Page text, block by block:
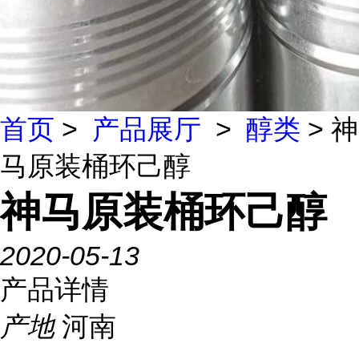
首页 > 产品展厅 > 醇类 > 神
马原装桶环己醇
神马原装桶环己醇
2020-05-13
产品详情
产地 河南